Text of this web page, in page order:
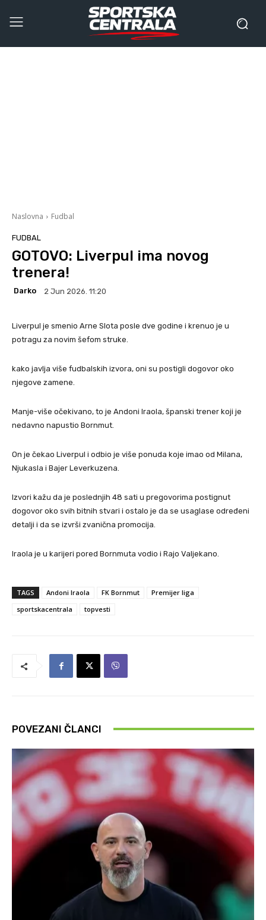
Naslovna Fudbal
FUDBAL
GOTOVO: Liverpul ima novog
trenera!
Darko 2 Jun 2026. 11:20
Liverpul je smenio Arne Slota posle dve godine i krenuo je u
potragu za novim šefom struke.
kako javlja više fudbalskih izvora, oni su postigli dogovor oko
njegove zamene.
Manje-više očekivano, to je Andoni Iraola, španski trener koji je
nedavno napustio Bornmut.
On je čekao Liverpul i odbio je više ponuda koje imao od Milana,
Njukasla i Bajer Leverkuzena.
Izvori kažu da je poslednjih 48 sati u pregovorima postignut
dogovor oko svih bitnih stvari i ostalo je da se usaglase određeni
detalji i da se izvrši zvanična promocija.
Iraola je u karijeri pored Bornmuta vodio i Rajo Valjekano.
TAGS Andoni Iraola FK Bornmut
Premijer liga
sportskacentrala
topvesti
POVEZANI ČLANCI